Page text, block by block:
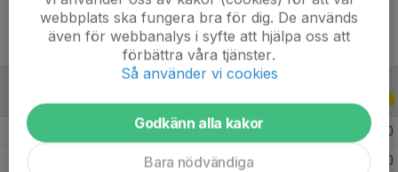
ALLA SERIER ALLA ÅR
2026 0
0
webbplats ska fungera bra för dig. De används
även för webbanalys i syfte att hjälpa oss att
förbättra våra tjänster.
Så använder vi cookies
Godkänn alla kakor
Bara nödvändiga